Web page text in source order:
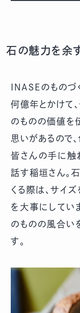
石の魅力を余
INASEのものづ
何億年とかけて
のものの価値を
思いがあるので
皆さんの手に触
話す稲垣さん。
くる際は、サイ
を大事にしてい
のものの風合い
す。